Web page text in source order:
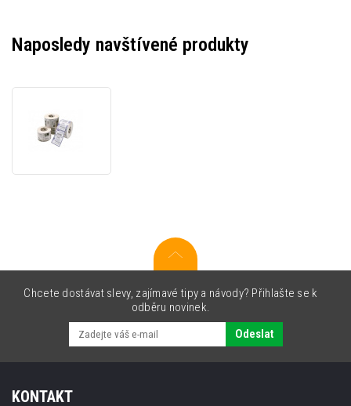
Naposledy navštívené produkty
3000T
Chcete dostávat slevy, zajímavé tipy a návody? Přihlašte se k
odběru novinek.
Odeslat
KONTAKT